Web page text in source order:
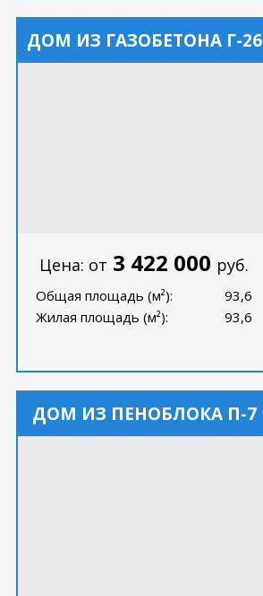
ДОМ ИЗ ГАЗОБЕТОНА Г-26
Цена: от 3 422 000 руб.
Общая площадь (м²):
93,6
Жилая площадь (м²):
93,6
ДОМ ИЗ ПЕНОБЛОКА П-7